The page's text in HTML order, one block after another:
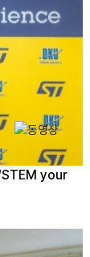
your